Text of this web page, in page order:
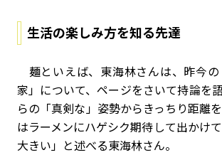
生活の楽しみ方を知る先達
麺といえば、東海林さんは、昨今の
家」について、ページをさいて持論を
らの「真剣な」姿勢からきっちり距離
はラーメンにハゲシク期待して出かけ
大きい」と述べる東海林さん。